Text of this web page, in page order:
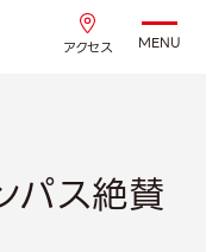
アクセス MENU
パス絶賛